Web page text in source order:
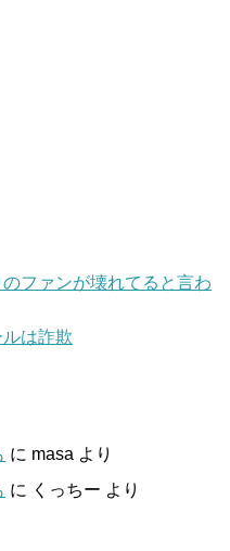
ファンが壊れてると言わ
ルは詐欺
に masa より
に くっちー より